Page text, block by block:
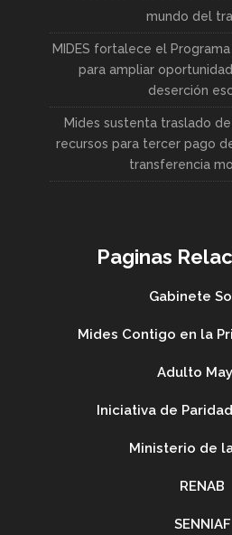
mundo del
MIDES fortalece el
para ampliar
deserción
Mides sustenta traslado
recursos para tercer pago
transferencia
Paginas
Gabinete
Mides Contigo en la
Adulto
Iniciativa de
Ministerio de
RENAB
SENNIAF